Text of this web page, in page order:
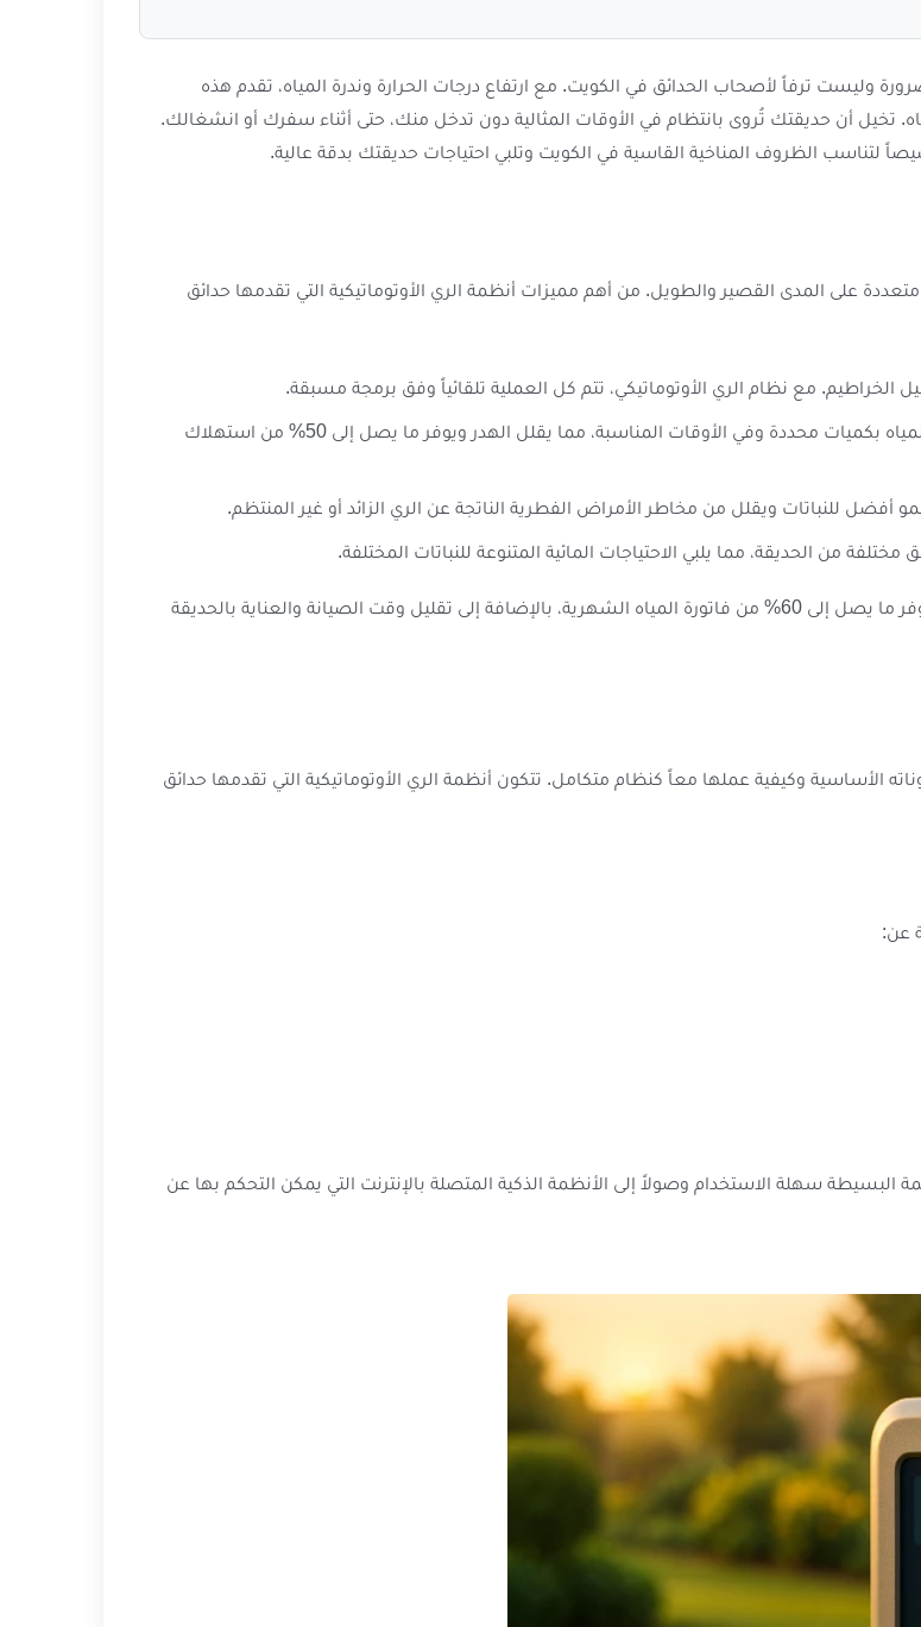
وليست ترفاً لأصحاب الحدائق في الكويت. مع ارتفاع درجات الحرارة وندرة المياه، تقدم هذه
تخيل أن حديقتك تُروى بانتظام في الأوقات المثالية دون تدخل منك، حتى أثناء سفرك أو انشغالك.
لتناسب الظروف المناخية القاسية في الكويت وتلبي احتياجات حديقتك بدقة عالية.
على المدى القصير والطويل. من أهم مميزات أنظمة الري الأوتوماتيكية التي تقدمها حدائق
الخراطيم. مع نظام الري الأوتوماتيكي، تتم كل العملية تلقائياً وفق برمجة مسبقة.
– تضمن الأنظمة الأوتوماتيكية توزيع المياه بكميات محددة وفي الأوقات المناسبة، مما يقلل الهدر ويوفر ما يصل إلى 50% من استهلاك
أفضل للنباتات ويقلل من مخاطر الأمراض الفطرية الناتجة عن الري الزائد أو غير المنتظم.
من الحديقة، مما يلبي الاحتياجات المائية المتنوعة للنباتات المختلفة.
الاستثمار في نظام ري أوتوماتيكي عالي الجودة يمكن أن يوفر ما يصل إلى 60% من فاتورة المياه الشهرية، بالإضافة إلى تقليل وقت الصيانة والعناية بالحديقة
الأساسية وكيفية عملها معاً كنظام متكامل. تتكون أنظمة الري الأوتوماتيكية التي تقدمها حدائق
عن:
سهلة الاستخدام وصولاً إلى الأنظمة الذكية المتصلة بالإنترنت التي يمكن التحكم بها عن